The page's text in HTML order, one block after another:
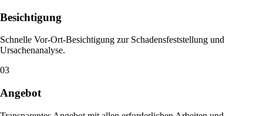
Besichtigung
Schnelle Vor-Ort-Besichtigung zur Schadensfeststellung und
Ursachenanalyse.
03
Angebot